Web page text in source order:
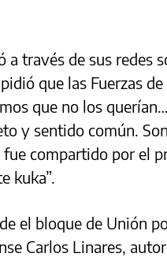
a través de sus redes
que las Fuerzas
que no los
y sentido común.
fue compartido por el
kuka”.
el bloque de Unión
Carlos Linares,